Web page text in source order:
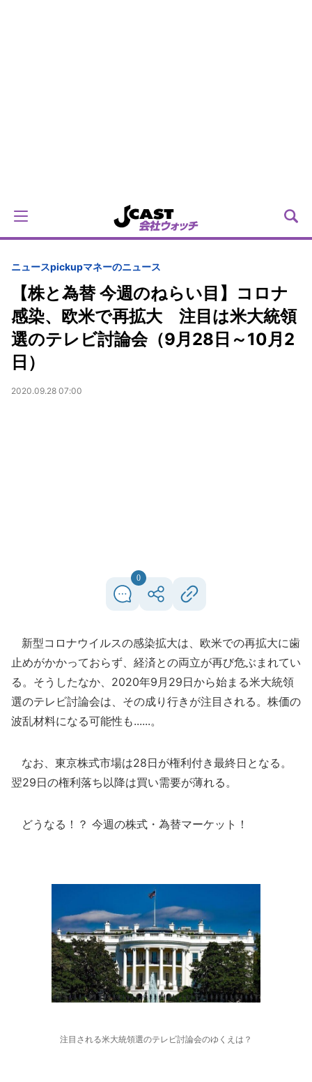
ニュースpickupマネーのニュース
【株と為替 今週のねらい目】コロナ
感染、欧米で再拡大 注目は米大統領
選のテレビ討論会（9月28日～10月2
日）
2020.09.28 07:00
0
新型コロナウイルスの感染拡大は、欧米での再拡大に歯
止めがかかっておらず、経済との両立が再び危ぶまれてい
る。そうしたなか、2020年9月29日から始まる米大統領
選のテレビ討論会は、その成り行きが注目される。株価の
波乱材料になる可能性も......。
なお、東京株式市場は28日が権利付き最終日となる。
翌29日の権利落ち以降は買い需要が薄れる。
どうなる！？ 今週の株式・為替マーケット！
注目される米大統領選のテレビ討論会のゆくえは？